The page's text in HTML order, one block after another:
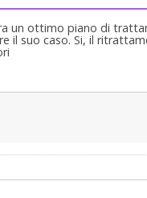
un ottimo piano di
il suo caso. Si, il